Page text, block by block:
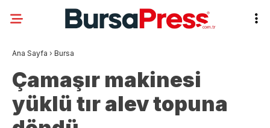
Ana Sayfa › Bursa
Çamaşır makinesi
yüklü tır alev topuna